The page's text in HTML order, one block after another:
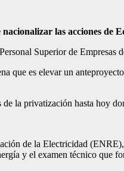
las acciones de
Superior de
que es elevar un
de la privatización hasta hoy
de la Electricidad
y el examen técnico que